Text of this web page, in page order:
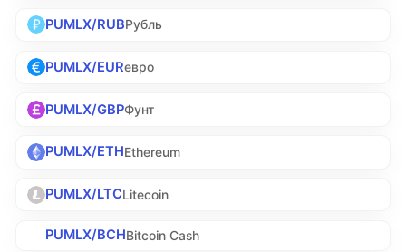
PUMLX/RUBРубль
PUMLX/EURевро
PUMLX/GBPФунт
PUMLX/ETHEthereum
PUMLX/LTCLitecoin
PUMLX/BCHBitcoin Cash